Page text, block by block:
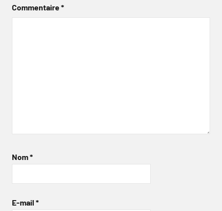
Commentaire*
Nom*
E-mail *